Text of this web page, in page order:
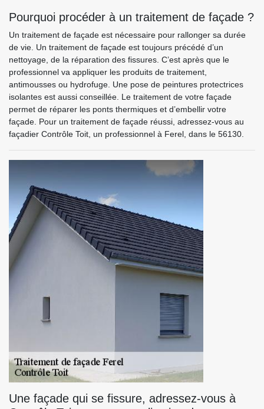
Pourquoi procéder à un traitement de façade ?
Un traitement de façade est nécessaire pour rallonger sa durée
de vie. Un traitement de façade est toujours précédé d’un
nettoyage, de la réparation des fissures. C’est après que le
professionnel va appliquer les produits de traitement,
antimousses ou hydrofuge. Une pose de peintures protectrices
isolantes est aussi conseillée. Le traitement de votre façade
permet de réparer les ponts thermiques et d’embellir votre
façade. Pour un traitement de façade réussi, adressez-vous au
façadier Contrôle Toit, un professionnel à Ferel, dans le 56130.
Une façade qui se fissure, adressez-vous à